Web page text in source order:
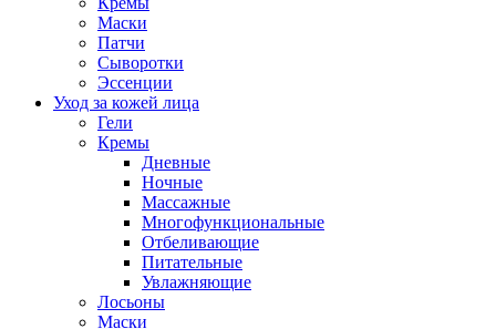
Маски
Патчи
Сыворотки
Эссенции
Уход за кожей лица
Гели
Кремы
Дневные
Ночные
Массажные
Многофункциональные
Отбеливающие
Питательные
Увлажняющие
Лосьоны
Маски